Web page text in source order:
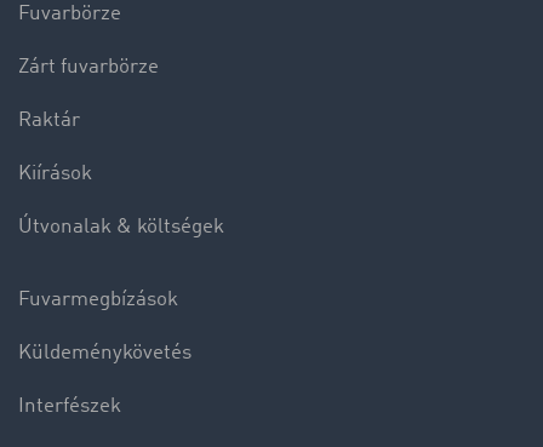
Fuvarbörze
Zárt fuvarbörze
Raktár
Kiírások
Útvonalak & költségek
Fuvarmegbízások
Küldeménykövetés
Interfészek